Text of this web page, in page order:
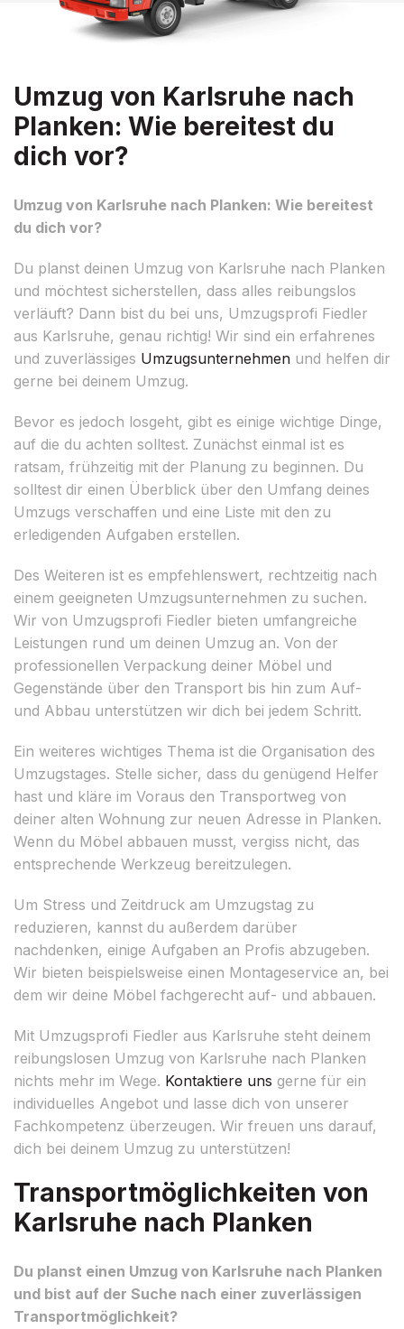
Umzug von Karlsruhe nach
Planken: Wie bereitest du
dich vor?
Umzug von Karlsruhe nach Planken: Wie bereitest
du dich vor?
Du planst deinen Umzug von Karlsruhe nach Planken
und möchtest sicherstellen, dass alles reibungslos
verläuft? Dann bist du bei uns, Umzugsprofi Fiedler
aus Karlsruhe, genau richtig! Wir sind ein erfahrenes
und zuverlässiges Umzugsunternehmen und helfen dir
gerne bei deinem Umzug.
Bevor es jedoch losgeht, gibt es einige wichtige Dinge,
auf die du achten solltest. Zunächst einmal ist es
ratsam, frühzeitig mit der Planung zu beginnen. Du
solltest dir einen Überblick über den Umfang deines
Umzugs verschaffen und eine Liste mit den zu
erledigenden Aufgaben erstellen.
Des Weiteren ist es empfehlenswert, rechtzeitig nach
einem geeigneten Umzugsunternehmen zu suchen.
Wir von Umzugsprofi Fiedler bieten umfangreiche
Leistungen rund um deinen Umzug an. Von der
professionellen Verpackung deiner Möbel und
Gegenstände über den Transport bis hin zum Auf-
und Abbau unterstützen wir dich bei jedem Schritt.
Ein weiteres wichtiges Thema ist die Organisation des
Umzugstages. Stelle sicher, dass du genügend Helfer
hast und kläre im Voraus den Transportweg von
deiner alten Wohnung zur neuen Adresse in Planken.
Wenn du Möbel abbauen musst, vergiss nicht, das
entsprechende Werkzeug bereitzulegen.
Um Stress und Zeitdruck am Umzugstag zu
reduzieren, kannst du außerdem darüber
nachdenken, einige Aufgaben an Profis abzugeben.
Wir bieten beispielsweise einen Montageservice an, bei
dem wir deine Möbel fachgerecht auf- und abbauen.
Mit Umzugsprofi Fiedler aus Karlsruhe steht deinem
reibungslosen Umzug von Karlsruhe nach Planken
nichts mehr im Wege. Kontaktiere uns gerne für ein
individuelles Angebot und lasse dich von unserer
Fachkompetenz überzeugen. Wir freuen uns darauf,
dich bei deinem Umzug zu unterstützen!
Transportmöglichkeiten von
Karlsruhe nach Planken
Du planst einen Umzug von Karlsruhe nach Planken
und bist auf der Suche nach einer zuverlässigen
Transportmöglichkeit?